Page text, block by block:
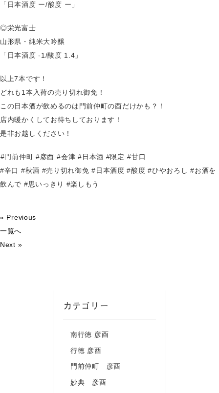
「日本酒度 ー/酸度 ー」
◎栄光富士
山形県・純米大吟醸
「日本酒度 -1/酸度 1.4」
以上7本です！
どれも1本入荷の売り切れ御免！
この日本酒が飲めるのは門前仲町の酉だけかも？！
店内暖かくしてお待ちしております！
是非お越しください！
⁡#門前仲町 #彦酉⁡ #会津 #日本酒 #限定⁡ #甘口
#辛口 #秋酒 #売り切れ御免 #日本酒度 #酸度 #ひやおろし #お酒を
飲んで #思いっきり #楽しもう
« Previous
一覧へ
Next »
カテゴリー
南行徳 彦酉
行徳 彦酉
門前仲町 彦酉
妙典 彦酉